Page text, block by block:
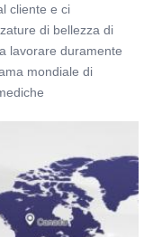
cliente e ci
di bellezza di
lavorare duramente
mondiale di